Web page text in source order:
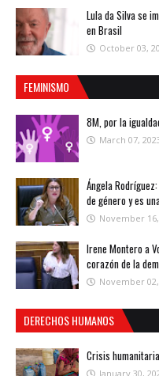
Lula da Silva se
en Brasil
October 03,
FEMINISMO
8M, por la
March 07,
Ángela
de género y es
November 16,
Irene Montero a
corazón de la
November 02,
DERECHOS HUMANOS
Crisis
January 30,